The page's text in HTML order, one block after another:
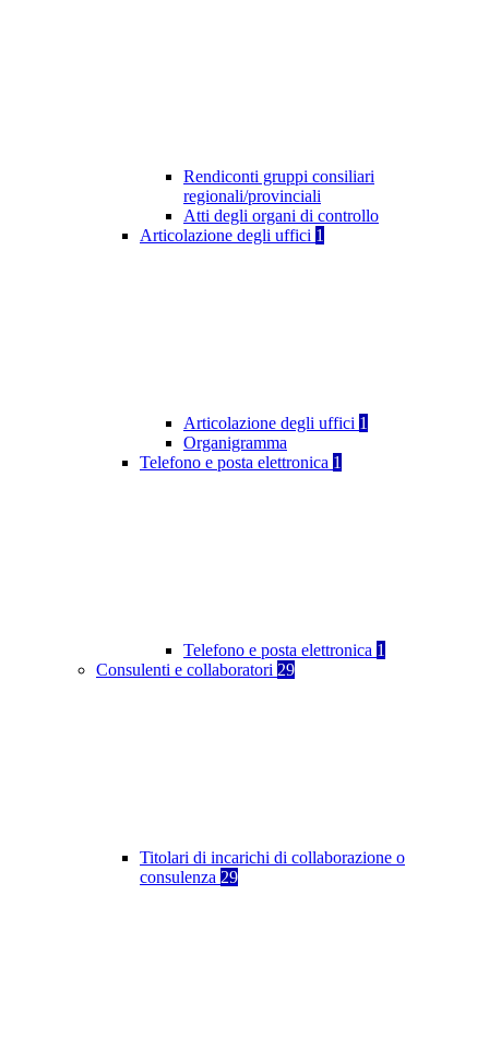
Rendiconti gruppi consiliari
regionali/provinciali
Atti degli organi di controllo
Articolazione degli uffici 1
Articolazione degli uffici 1
Organigramma
Telefono e posta elettronica 1
Telefono e posta elettronica 1
Consulenti e collaboratori 29
Titolari di incarichi di collaborazione o
consulenza 29